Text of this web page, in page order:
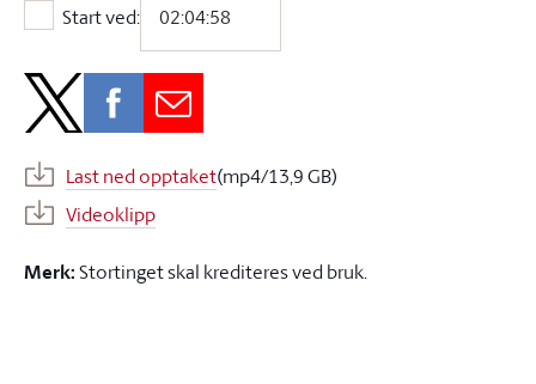
Start ved:
Start ved:
Last ned opptaket(mp4/13,9 GB)
Videoklipp
Merk:Stortinget skal krediteres ved bruk.